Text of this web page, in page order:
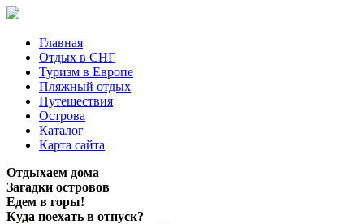
Главная
Отдых в СНГ
Туризм в Европе
Пляжный отдых
Путешествия
Острова
Каталог
Карта сайта
Отдыхаем дома
Загадки островов
Едем в горы!
Куда поехать в отпуск?